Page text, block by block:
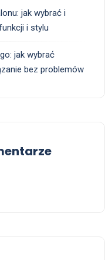
jak wybrać i
i stylu
jak wybrać
bez problemów